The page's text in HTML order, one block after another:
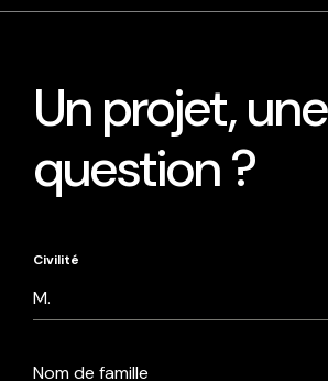
Un projet, une
question ?
Civilité
M.
Nom de famille